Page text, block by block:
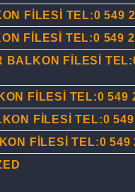
FİLESİ TEL:0 549
FİLESİ TEL:0 549
BALKON FİLESİ
FİLESİ TEL:0 549
FİLESİ TEL:0
FİLESİ TEL:0 549